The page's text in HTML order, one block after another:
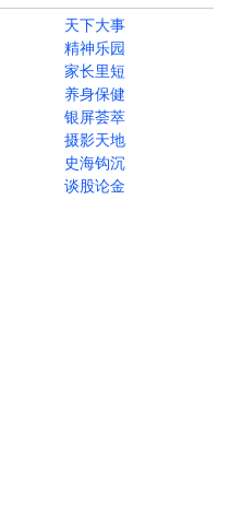
天下大事
精神乐园
家长里短
养身保健
银屏荟萃
摄影天地
史海钩沉
谈股论金